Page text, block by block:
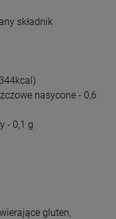
składnik
nasycone - 0,6
- 0,1 g
gluten,